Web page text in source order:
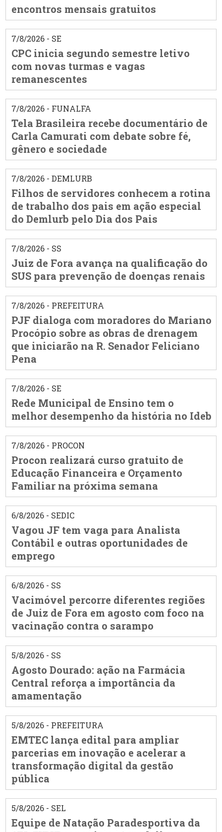
encontros mensais gratuitos
7/8/2026 - SE
CPC inicia segundo semestre letivo
com novas turmas e vagas
remanescentes
7/8/2026 - FUNALFA
Tela Brasileira recebe documentário de
Carla Camurati com debate sobre fé,
gênero e sociedade
7/8/2026 - DEMLURB
Filhos de servidores conhecem a rotina
de trabalho dos pais em ação especial
do Demlurb pelo Dia dos Pais
7/8/2026 - SS
Juiz de Fora avança na qualificação do
SUS para prevenção de doenças renais
7/8/2026 - PREFEITURA
PJF dialoga com moradores do Mariano
Procópio sobre as obras de drenagem
que iniciarão na R. Senador Feliciano
Pena
7/8/2026 - SE
Rede Municipal de Ensino tem o
melhor desempenho da história no Ideb
7/8/2026 - PROCON
Procon realizará curso gratuito de
Educação Financeira e Orçamento
Familiar na próxima semana
6/8/2026 - SEDIC
Vagou JF tem vaga para Analista
Contábil e outras oportunidades de
emprego
6/8/2026 - SS
Vacimóvel percorre diferentes regiões
de Juiz de Fora em agosto com foco na
vacinação contra o sarampo
5/8/2026 - SS
Agosto Dourado: ação na Farmácia
Central reforça a importância da
amamentação
5/8/2026 - PREFEITURA
EMTEC lança edital para ampliar
parcerias em inovação e acelerar a
transformação digital da gestão
pública
5/8/2026 - SEL
Equipe de Natação Paradesportiva da